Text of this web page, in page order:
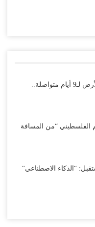
ما السر وراء اهتزاز الأرض لـ9 أيام متواصلة..
الفلسطيني “من المسافة
“الذكاء الاصطناعي“